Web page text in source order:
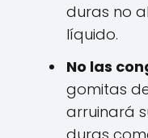
duras no
líquido.
No las
gomitas
arruinará